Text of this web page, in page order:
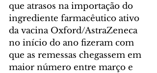
que atrasos na importação do
ingrediente farmacêutico ativo
da vacina Oxford/AstraZeneca
no início do ano fizeram com
que as remessas chegassem em
maior número entre março e